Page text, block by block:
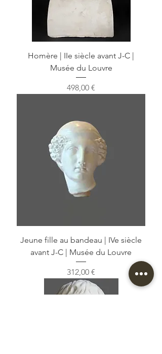
Homère | IIe siècle avant J-C |
Musée du Louvre
Prix
498,00 €
Jeune fille au bandeau | IVe siècle
avant J-C | Musée du Louvre
Prix
312,00 €